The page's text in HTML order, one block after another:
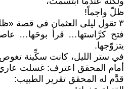
ظلّ واجماً!
٣ تقول ليلى العثمان في قصة «ظلم»:
فتح كرَّاستها… قرأ بوحَها…
يتزوّجها.
في ستر الليل، كانت سكِّينة
أمام المحقق اعترف: غسلت
قدَّم له المحقق تقرير الطبيب: